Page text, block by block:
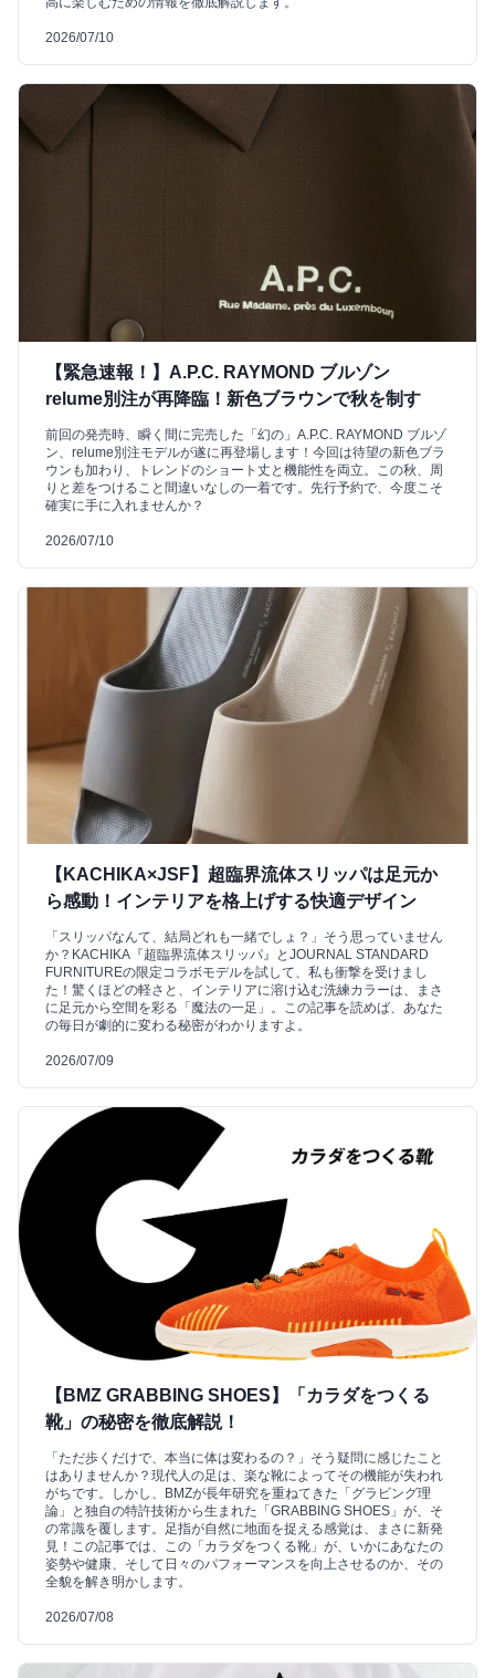
2026/07/10
【緊急速報！】A.P.C. RAYMOND ブルゾン
relume別注が再降臨！新色ブラウンで秋を制す
前回の発売時、瞬く間に完売した「幻の」A.P.C. RAYMOND ブルゾ
ン、relume別注モデルが遂に再登場します！今回は待望の新色ブラ
ウンも加わり、トレンドのショート丈と機能性を両立。この秋、周
りと差をつけること間違いなしの一着です。先行予約で、今度こそ
確実に手に入れませんか？
2026/07/10
【KACHIKA×JSF】超臨界流体スリッパは足元か
ら感動！インテリアを格上げする快適デザイン
「スリッパなんて、結局どれも一緒でしょ？」そう思っていません
か？KACHIKA『超臨界流体スリッパ』とJOURNAL STANDARD
FURNITUREの限定コラボモデルを試して、私も衝撃を受けまし
た！驚くほどの軽さと、インテリアに溶け込む洗練カラーは、まさ
に足元から空間を彩る「魔法の一足」。この記事を読めば、あなた
の毎日が劇的に変わる秘密がわかりますよ。
2026/07/09
【BMZ GRABBING SHOES】「カラダをつくる
靴」の秘密を徹底解説！
「ただ歩くだけで、本当に体は変わるの？」そう疑問に感じたこと
はありませんか？現代人の足は、楽な靴によってその機能が失われ
がちです。しかし、BMZが長年研究を重ねてきた「グラビング理
論」と独自の特許技術から生まれた「GRABBING SHOES」が、そ
の常識を覆します。足指が自然に地面を捉える感覚は、まさに新発
見！この記事では、この「カラダをつくる靴」が、いかにあなたの
姿勢や健康、そして日々のパフォーマンスを向上させるのか、その
全貌を解き明かします。
2026/07/08